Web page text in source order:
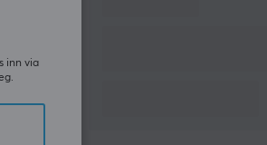
inn via